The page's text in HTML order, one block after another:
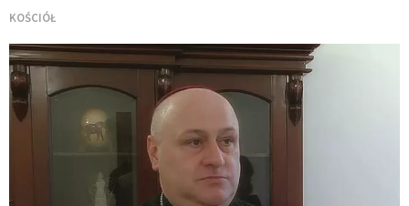
KOŚCIÓŁ